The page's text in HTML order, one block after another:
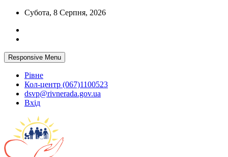
Skip
content
Субота, 8 Серпня, 2026
Responsive Menu
Рівне
Кол-центр (067)1100523
dsvp@rivnerada.gov.ua
Вхід